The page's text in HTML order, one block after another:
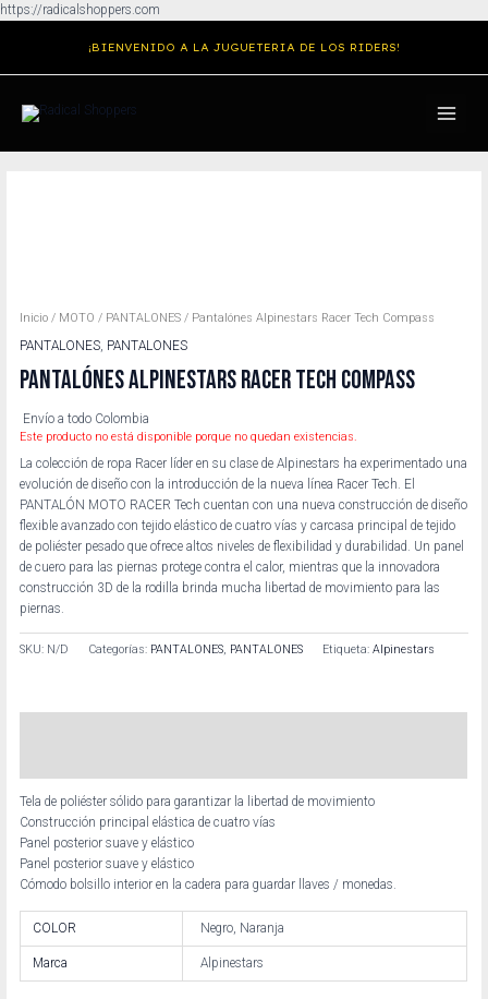
https://radicalshoppers.com
contenido
¡BIENVENIDO A LA JUGUETERIA DE LOS RIDERS!
MENU
Inicio / MOTO / PANTALONES / Pantalónes Alpinestars Racer Tech Compass
PANTALONES PANTALONES
PANTALÓNES ALPINESTARS RACER TECH COMPASS
Envío a todo Colombia
Este producto no está disponible porque no quedan existencias.
La colección de ropa Racer líder en su clase de Alpinestars ha experimentado una
evolución de diseño con la introducción de la nueva línea Racer Tech. El
PANTALÓN MOTO RACER Tech cuentan con una nueva construcción de diseño
flexible avanzado con tejido elástico de cuatro vías y carcasa principal de tejido
de poliéster pesado que ofrece altos niveles de flexibilidad y durabilidad. Un panel
de cuero para las piernas protege contra el calor, mientras que la innovadora
construcción 3D de la rodilla brinda mucha libertad de movimiento para las
piernas.
SKU: N/D Categorías: PANTALONES, PANTALONES Etiqueta:Alpinestars
Tela de poliéster sólido para garantizar la libertad de movimiento
Construcción principal elástica de cuatro vías
Panel posterior suave y elástico
Panel posterior suave y elástico
Cómodo bolsillo interior en la cadera para guardar llaves / monedas.
COLOR Negro, Naranja
Marca Alpinestars